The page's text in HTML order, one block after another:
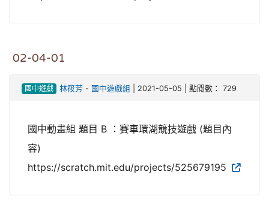
02-04-01
國中遊戲 林筱芳 - 國中遊戲組 | 2021-05-05 | 點閱數： 729
國中動畫組 題目 B ：賽車環湖競技遊戲 (題目內
容)
https://scratch.mit.edu/projects/525679195